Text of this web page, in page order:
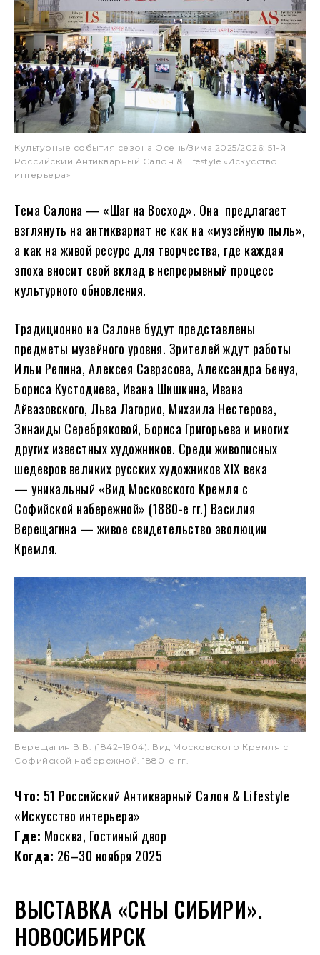
Культурные события сезона Осень/Зима 2025/2026: 51-й
Российский Антикварный Салон & Lifestyle «Искусство
интерьера»
Тема Салона — «Шаг на Восход». Она предлагает
взглянуть на антиквариат не как на «музейную пыль»,
а как на живой ресурс для творчества, где каждая
эпоха вносит свой вклад в непрерывный процесс
культурного обновления.
Традиционно на Салоне будут представлены
предметы музейного уровня. Зрителей ждут работы
Ильи Репина, Алексея Саврасова, Александра Бенуа,
Бориса Кустодиева, Ивана Шишкина, Ивана
Айвазовского, Льва Лагорио, Михаила Нестерова,
Зинаиды Серебряковой, Бориса Григорьева и многих
других известных художников. Среди живописных
шедевров великих русских художников XIX века
— уникальный «Вид Московского Кремля с
Софийской набережной» (1880-е гг.) Василия
Верещагина — живое свидетельство эволюции
Кремля.
Верещагин В.В. (1842–1904). Вид Московского Кремля с
Софийской набережной. 1880-е гг.
Что: 51 Российский Антикварный Салон & Lifestyle
«Искусство интерьера»
Где: Москва, Гостиный двор
Когда: 26–30 ноября 2025
ВЫСТАВКА «СНЫ СИБИРИ».
НОВОСИБИРСК